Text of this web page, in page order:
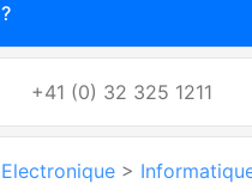
?
+41 (0) 32 325 1211
Electronique >